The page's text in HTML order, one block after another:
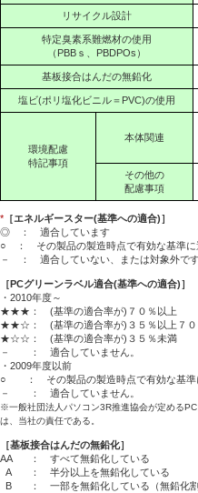
リサイクル設計
特定臭素系難燃材の使用
（PBBｓ、PBDPOs）
基板接合はんだの無鉛化
塩ビ(ポリ塩化ビニル＝PVC)の使用
環境配慮
特記事項
本体関連
その他の
配慮事項
* ［エネルギースター(基準への適合)］
◎ ： 適合しています
○ ： その製品の製造時点で有効な基準に
－ ： 適合していない、または対象外です
［PCグリーンラベル適合(基準への適合)］
・2010年度～
★★★： (基準の適合率が)７０％以上
★★☆： (基準の適合率が)３５％以上７０
★☆☆： (基準の適合率が)３５％未満
－ ： 適合していません。
・2009年度以前
○ ： その製品の製造時点で有効な基準
－ ： 適合していません。
※一般社団法人パソコン3R推進協会が定める
は、当社の責任である。
［基板接合はんだの無鉛化］
AA
： すべて無鉛化している
A
： 半分以上を無鉛化している
B
： 一部を無鉛化している（無鉛化割